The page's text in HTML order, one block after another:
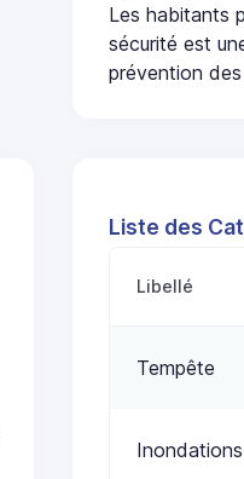
Les habitants
sécurité est
prévention des
Liste des
Libellé
Tempête